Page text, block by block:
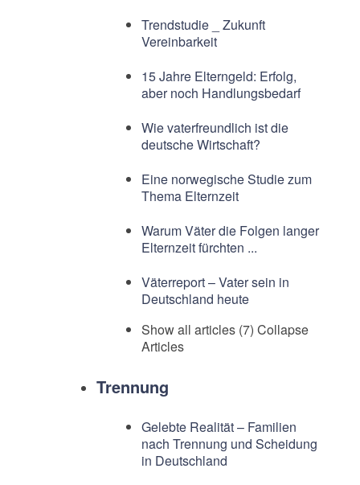
Trendstudie _ Zukunft
Vereinbarkeit
15 Jahre Elterngeld: Erfolg,
aber noch Handlungsbedarf
Wie vaterfreundlich ist die
deutsche Wirtschaft?
Eine norwegische Studie zum
Thema Elternzeit
Warum Väter die Folgen langer
Elternzeit fürchten ...
Väterreport – Vater sein in
Deutschland heute
Show all articles (7) Collapse
Articles
Trennung
Gelebte Realität – Familien
nach Trennung und Scheidung
in Deutschland